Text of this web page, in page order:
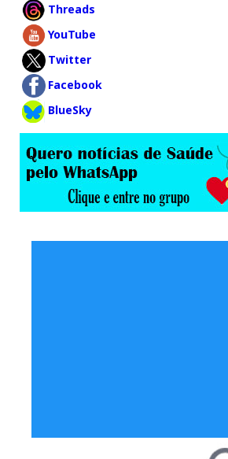
Threads
YouTube
Twitter
Facebook
BlueSky